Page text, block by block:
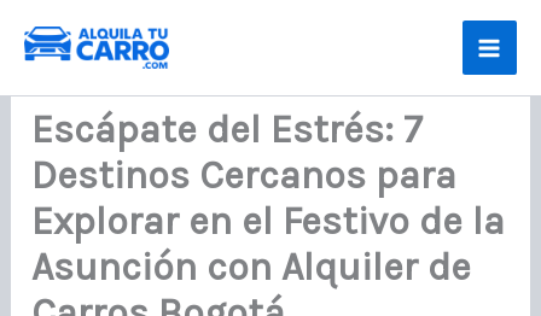
contenido
Escápate del Estrés: 7
Destinos Cercanos para
Explorar en el Festivo de la
Asunción con Alquiler de